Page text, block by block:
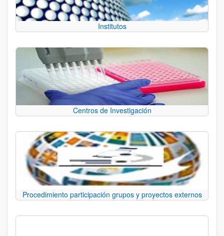
Institutos
Centros de Investigación
Procedimiento participación grupos y proyectos externos